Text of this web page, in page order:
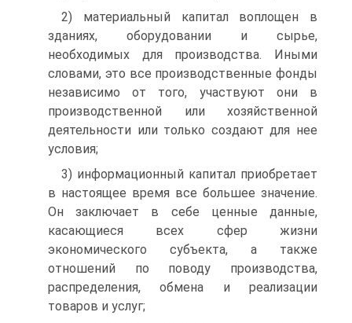
2) материальный капитал воплощен в
зданиях, оборудовании и сырье,
необходимых для производства. Иными
словами, это все производственные фонды
независимо от того, участвуют они в
производственной или хозяйственной
деятельности или только создают для нее
условия;
3) информационный капитал приобретает
в настоящее время все большее значение.
Он заключает в себе ценные данные,
касающиеся всех сфер жизни
экономического субъекта, а также
отношений по поводу производства,
распределения, обмена и реализации
товаров и услуг;